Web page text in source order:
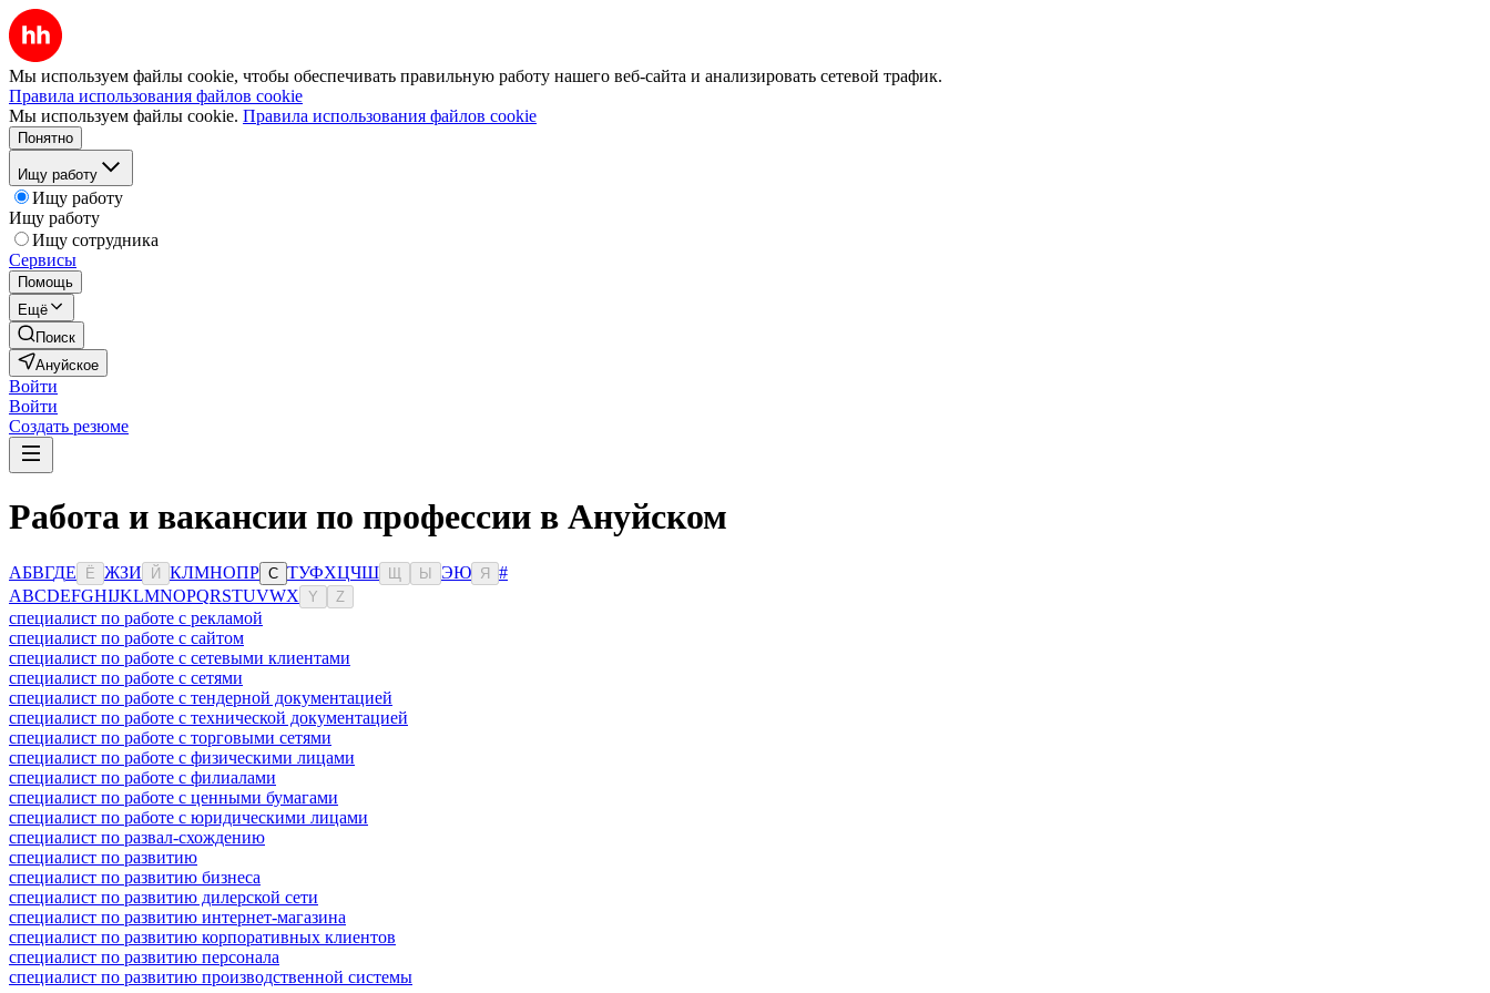
Мы используем файлы cookie, чтобы обеспечивать правильную работу нашего веб-сайта и анализировать сетевой трафик.
Правила использования файлов cookie
Мы используем файлы cookie. Правила использования файлов cookie
Понятно
Ищу работу
Ищу работу
Ищу работу
Ищу сотрудника
Сервисы
Помощь
Ещё
Поиск
Ануйское
Войти
Войти
Создать резюме
Работа и вакансии по профессии в Ануйском
АБВГДЕ Ё ЖЗИ Й КЛМНОПР С ТУФХЦЧШ Ы ЭЮ Я
#
ABCDEFGHIJKLMNOPQRSTUVWX Y Z
специалист по работе с рекламой
специалист по работе с сайтом
специалист по работе с сетевыми клиентами
специалист по работе с сетями
специалист по работе с тендерной документацией
специалист по работе с технической документацией
специалист по работе с торговыми сетями
специалист по работе с физическими лицами
специалист по работе с филиалами
специалист по работе с ценными бумагами
специалист по работе с юридическими лицами
специалист по развал-схождению
специалист по развитию
специалист по развитию бизнеса
специалист по развитию дилерской сети
специалист по развитию интернет-магазина
специалист по развитию корпоративных клиентов
специалист по развитию персонала
специалист по развитию производственной системы